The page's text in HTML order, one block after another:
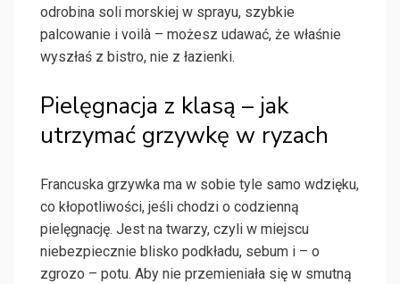
odrobina soli morskiej w sprayu, szybkie
palcowanie i voilà – możesz udawać, że właśnie
wyszłaś z bistro, nie z łazienki.
Pielęgnacja z klasą – jak
utrzymać grzywkę w ryzach
Francuska grzywka ma w sobie tyle samo wdzięku,
co kłopotliwości, jeśli chodzi o codzienną
pielęgnację. Jest na twarzy, czyli w miejscu
niebezpiecznie blisko podkładu, sebum i – o
zgrozo – potu. Aby nie przemieniała się w smutną